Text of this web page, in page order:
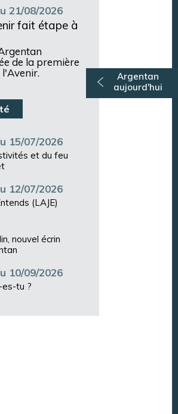
Argentan
aujourd'hui
21/08/2026
fait étape à
de la première
15/07/2026
et du feu
12/07/2026
(LAJE)
nouvel écrin
10/09/2026
es-tu ?